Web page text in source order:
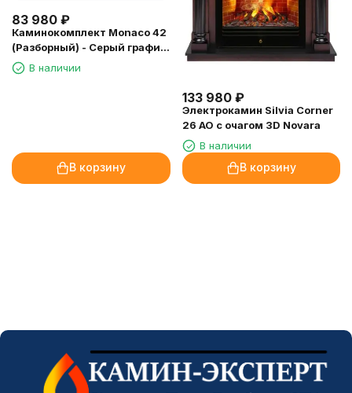
83 980 ₽
Каминокомплект Monaco 42
(Разборный) - Серый графит
с очагом Vision 42 LOG LED
В наличии
В корзину
133 980 ₽
Электрокамин Silvia Corner
26 AO с очагом 3D Novara
В наличии
В корзину